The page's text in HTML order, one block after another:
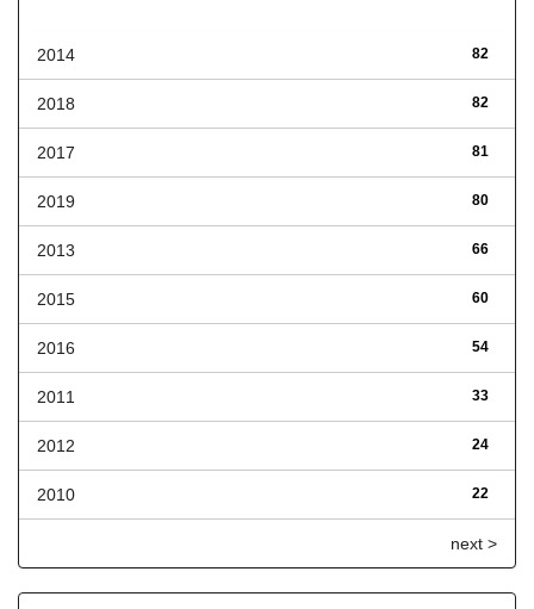
82
2014
82
2018
81
2017
80
2019
66
2013
60
2015
54
2016
33
2011
24
2012
22
2010
next >